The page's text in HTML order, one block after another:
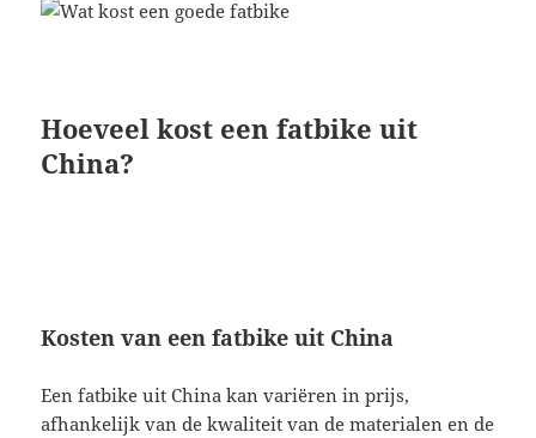
Hoeveel kost een fatbike uit
China?
Kosten van een fatbike uit China
Een fatbike uit China kan variëren in prijs,
afhankelijk van de kwaliteit van de materialen en de